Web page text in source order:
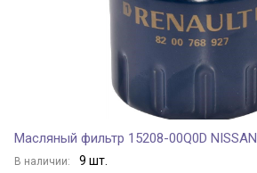
Масляный фильтр 15208-00Q0D NISSAN
В наличии: 9 шт.